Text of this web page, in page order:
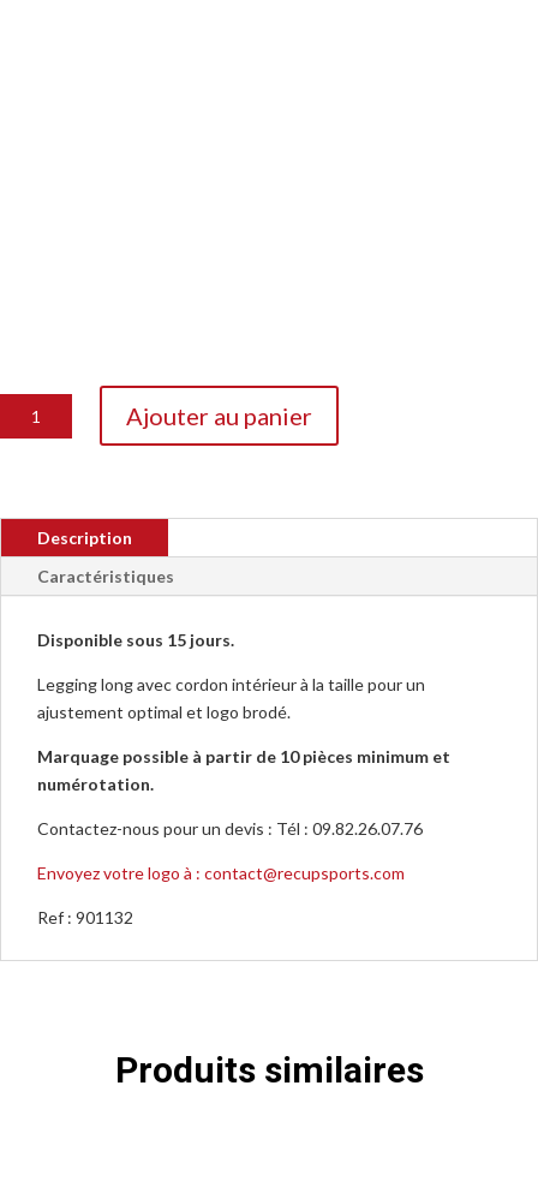
quantité
de
Latino
Femme
901132
Ajouter au panier
Description
Caractéristiques
Disponible sous 15 jours.
Legging long avec cordon intérieur à la taille pour un
ajustement optimal et logo brodé.
Marquage possible à partir de 10 pièces minimum et
numérotation.
Contactez-nous pour un devis : Tél : 09.82.26.07.76
Envoyez votre logo à : contact@recupsports.com
Ref : 901132
Produits similaires